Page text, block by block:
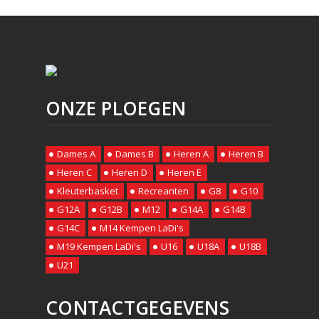
ONZE PLOEGEN
Dames A Dames B Heren A
Heren B
Heren C
Heren D
Heren E
Kleuterbasket
Recreanten G8
G10
G12A
G12B M12 G14A
G14B
G14C
M14 Kempen LaDi's
M19 Kempen LaDi's
U16 U18A
U18B
U21
CONTACTGEGEVENS